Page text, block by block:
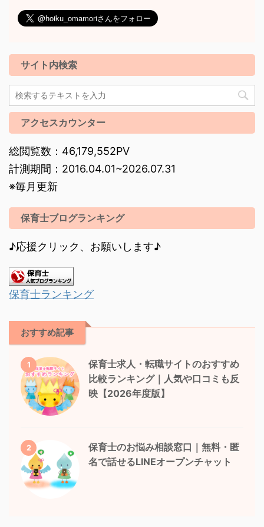
サイト内検索
アクセスカウンター
総閲覧数：46,179,552PV
計測期間：2016.04.01~2026.07.31
※毎月更新
保育士ブログランキング
♪応援クリック、お願いします♪
保育士ランキング
おすすめ記事
1
保育士求人・転職サイトのおすすめ
比較ランキング｜人気や口コミも反
映【2026年度版】
2
保育士のお悩み相談窓口｜無料・匿
名で話せるLINEオープンチャット